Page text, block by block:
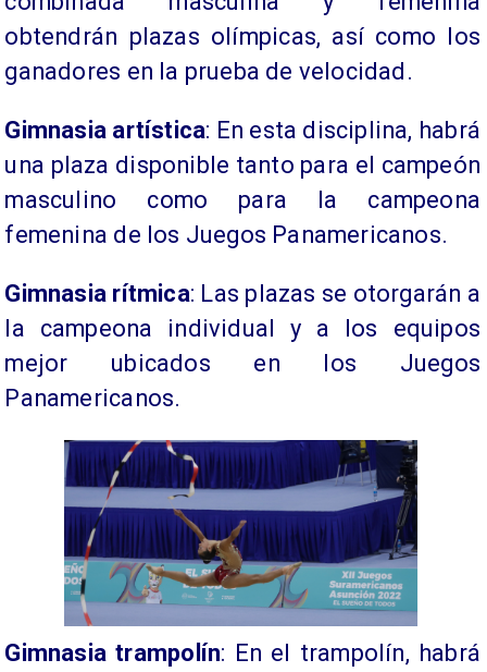
obtendrán plazas olímpicas, así como los
ganadores en la prueba de velocidad.
Gimnasia artística: En esta disciplina, habrá
una plaza disponible tanto para el campeón
masculino como para la campeona
femenina de los Juegos Panamericanos.
Gimnasia rítmica: Las plazas se otorgarán a
la campeona individual y a los equipos
mejor ubicados en los Juegos
Panamericanos.
Gimnasia trampolín: En el trampolín, habrá